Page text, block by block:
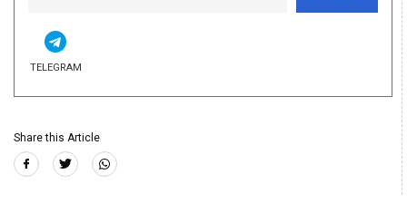
TELEGRAM
Share this Article